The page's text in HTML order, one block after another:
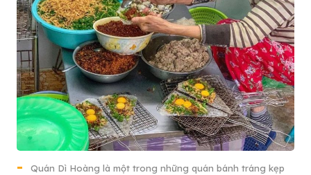
Quán Dì Hoàng là một trong những quán bánh tráng kẹp